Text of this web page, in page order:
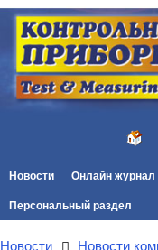
Новости Онлайн журнал
Персональный раздел
Новости Новости